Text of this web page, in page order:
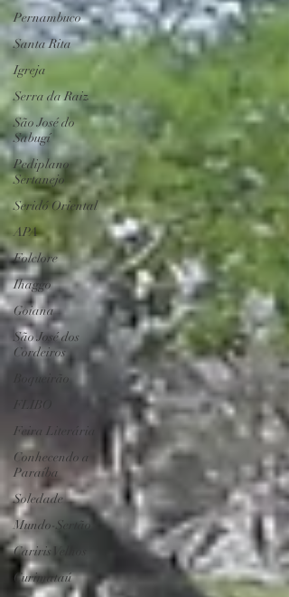
Pernambuco
Santa Rita
Igreja
Serra da Raiz
São José do
Sabugí
Pediplano
Sertanejo
Seridó Oriental
APA
Folclore
Ihaggo
Goiana
São José dos
Cordeiros
Boqueirão
FLIBO
Feira Literária
Conhecendo a
Paraíba
Soledade
Mundo-Sertão
Cariris Velhos
Curimataú